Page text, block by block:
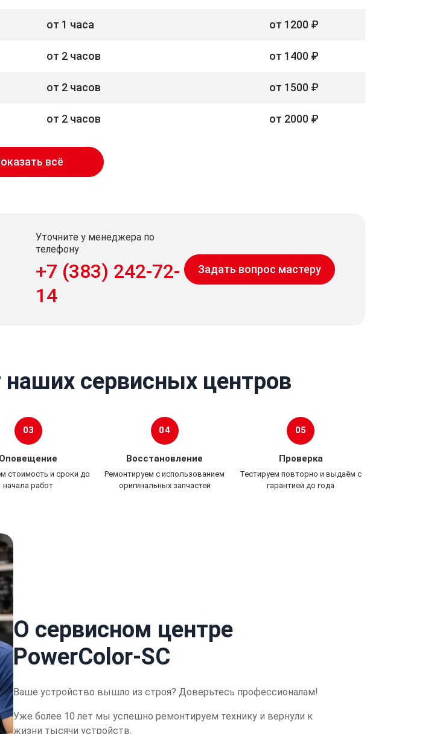
от 1 часа от 1200 ₽
от 2 часов от 1400 ₽
от 2 часов от 1500 ₽
от 2 часов от 2000 ₽
всё
Уточните у менеджера по
телефону
+7 (383) 242-72-
14
Задать вопрос мастеру
сервисных центров
03
Оповещение
стоимость и сроки до
начала работ
04
Восстановление
Ремонтируем с использованием
оригинальных запчастей
05
Проверка
Тестируем повторно и выдаём с
гарантией до года
О сервисном центре
PowerColor-SC
Ваше устройство вышло из строя? Доверьтесь профессионалам!
Уже более 10 лет мы успешно ремонтируем технику и вернули к
жизни тысячи устройств.